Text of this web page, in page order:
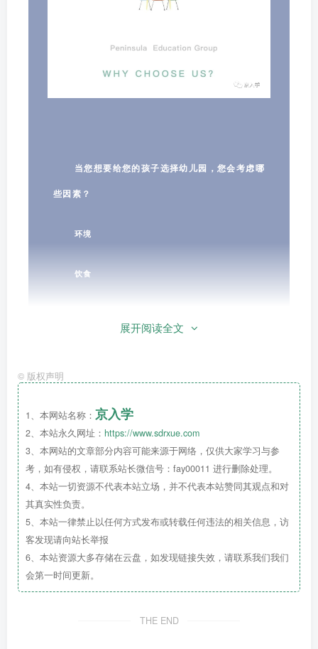
当您想要给您的孩子选择幼儿园，您会考虑哪
些因素？
环境
饮食
来北京朝阳半岛幼儿园！
看看有没有你心仪的答案！
展开阅读全文
© 版权声明
1、本网站名称： 京入学
2、本站永久网址： https://www.sdrxue.com
3、本网站的文章部分内容可能来源于网络，仅供大家学习与参
考，如有侵权，请联系站长微信号：fay00011 进行删除处理。
4、本站一切资源不代表本站立场，并不代表本站赞同其观点和对
其真实性负责。
5、本站一律禁止以任何方式发布或转载任何违法的相关信息，访
客发现请向站长举报
6、本站资源大多存储在云盘，如发现链接失效，请联系我们我们
会第一时间更新。
THE END